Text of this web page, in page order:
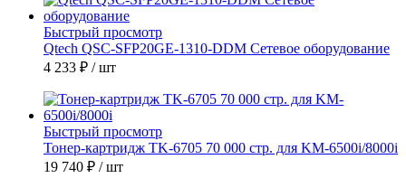
Быстрый просмотр
Qtech QSC-SFP20GE-1310-DDM Сетевое оборудование
4 233 ₽ / шт
Быстрый просмотр
Тонер-картридж TK-6705 70 000 стр. для KM-6500i/8000i
19 740 ₽ / шт